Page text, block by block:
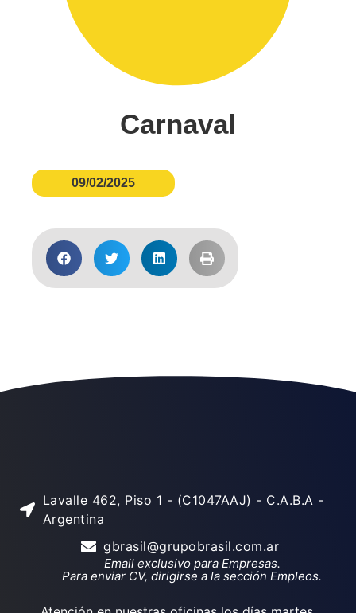
Carnaval
09/02/2025
Lavalle 462, Piso 1 - (C1047AAJ) - C.A.B.A -
Argentina
gbrasil@grupobrasil.com.ar
Email exclusivo para Empresas.
Para enviar CV, dirigirse a la sección Empleos.